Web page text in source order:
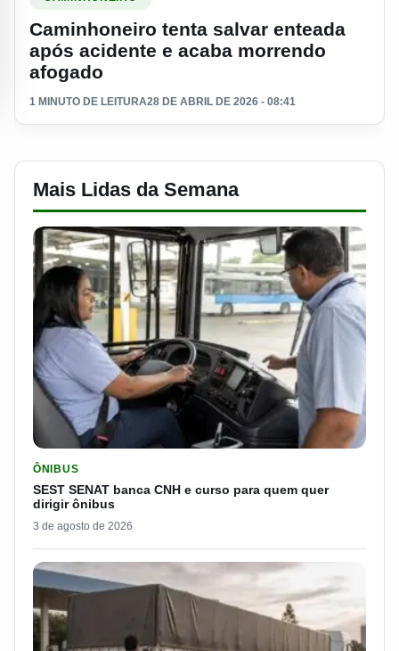
Caminhoneiro tenta salvar enteada
após acidente e acaba morrendo
afogado
1 MINUTO DE LEITURA28 DE ABRIL DE 2026 - 08:41
Mais Lidas da Semana
ÔNIBUS
SEST SENAT banca CNH e curso para quem quer
dirigir ônibus
3 de agosto de 2026